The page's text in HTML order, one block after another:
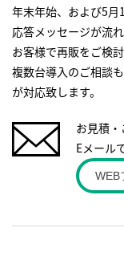
年末年始、および5月
応答メッセージが流
お客様で再販をご検
複数台導入のご相談
が対応致します。
お見積
Eメール
WEB